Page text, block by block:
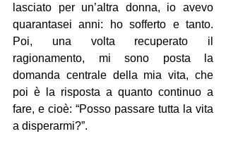
lasciato per un’altra donna, io avevo
quarantasei anni: ho sofferto e tanto.
Poi, una volta recuperato il
ragionamento, mi sono posta la
domanda centrale della mia vita, che
poi è la risposta a quanto continuo a
fare, e cioè: “Posso passare tutta la vita
a disperarmi?”.